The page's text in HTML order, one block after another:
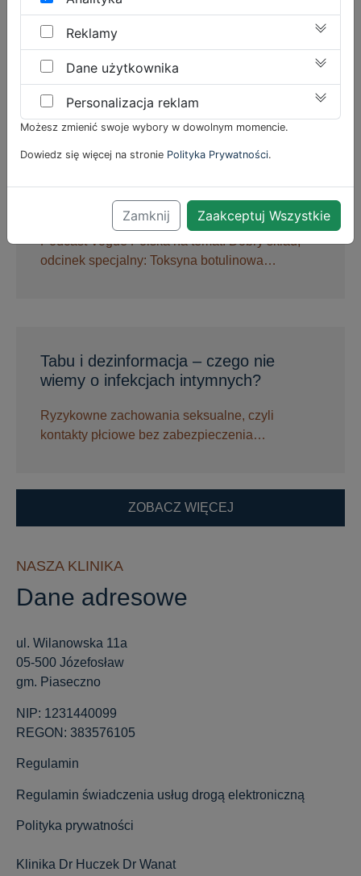
słonecznych. Dr Joanna Sałkowska-
Wanat radzi
Ryzykowne zachowania seksualne, czyli
kontakty płciowe bez zabezpieczenia…
Dobry skład, odcinek specjalny:
Toksyna botulinowa
Podcast Vogue Polska na temat: Dobry skład,
odcinek specjalny: Toksyna botulinowa…
Tabu i dezinformacja – czego nie
wiemy o infekcjach intymnych?
Ryzykowne zachowania seksualne, czyli
kontakty płciowe bez zabezpieczenia…
ZOBACZ WIĘCEJ
NASZA KLINIKA
Dane adresowe
ul. Wilanowska 11a
05-500 Józefosław
gm. Piaseczno
NIP: 1231440099
REGON: 383576105
Regulamin
Regulamin świadczenia usług drogą elektroniczną
Polityka prywatności
Klinika Dr Huczek Dr Wanat
Reklamy
Dane użytkownika
Personalizacja reklam
Możesz zmienić swoje wybory w dowolnym momencie.
Dowiedz się więcej na stronie Polityka Prywatności.
Zamknij Zaakceptuj Wszystkie